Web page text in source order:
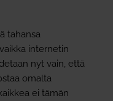
tahansa
internetin
nyt vain, että
omalta
ei tämän